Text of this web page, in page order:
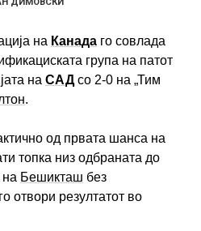
ДИМОВСКИ
на Канада го совлада
група на патот
на САДсо 2-0 на „Тим
.
од првата шанса на
топка низ одбраната до
на Бешикташ без
отвори резултатот во